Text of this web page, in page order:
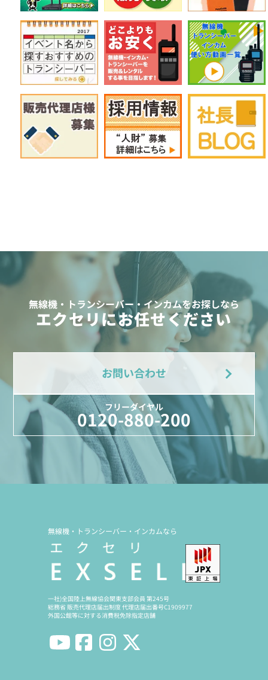
無線機・トランシーバー・インカムをお探しなら
エクセリにお任せください
お問い合わせ
フリーダイヤル
0120-880-200
無線機・トランシーバー・インカムなら
一社)全国陸上無線協会関東支部会員 第245号
総務省 販売代理店届出制度 代理店届出番号C1909977
外国公館等に対する消費税免除指定店舗